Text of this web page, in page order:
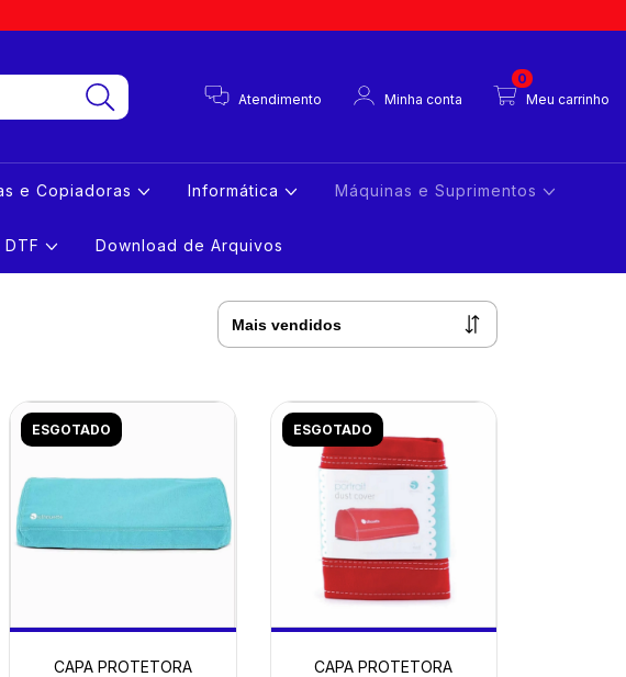
Atendimento Minha conta Meu carrinho
0
e Copiadoras Informática Máquinas e Suprimentos
DTF Download de Arquivos
ESGOTADO
CAPA PROTETORA
ESGOTADO
CAPA PROTETORA